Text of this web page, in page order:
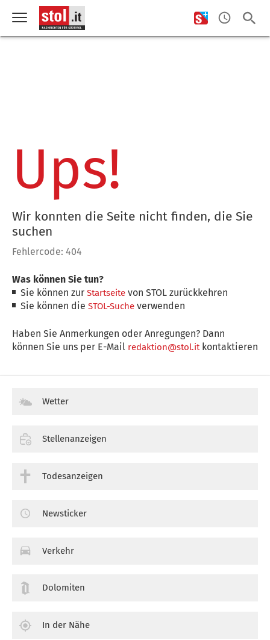
Ups!
Wir konnten die Seite nicht finden, die Sie
suchen
Fehlercode: 404
Was können Sie tun?
Sie können zurStartseite von STOL zurückkehren
Sie können dieSTOL-Suche verwenden
Haben Sie Anmerkungen oder Anregungen? Dann
können Sie uns per E-Mail redaktion@stol.itkontaktieren
Wetter
Stellenanzeigen
Todesanzeigen
Newsticker
Verkehr
Dolomiten
In der Nähe